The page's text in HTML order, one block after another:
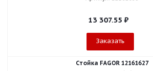
13 307.55 ₽
Заказать
Стойка FAGOR 12161627